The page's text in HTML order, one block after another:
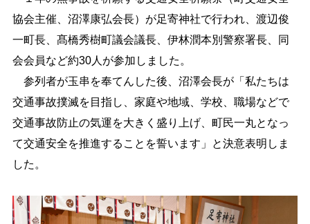
文字サイズ
標準 拡大
色合い
白 黒 黄 青
language
協会主催、沼澤康弘会長）が足寄神社で行われ、渡辺俊
一町長、髙橋秀樹町議会議長、伊林潤本別警察署長、同
会会員など約30人が参加しました。
参列者が玉串を奉てんした後、沼澤会長が「私たちは
交通事故撲滅を目指し、家庭や地域、学校、職場などで
交通事故防止の気運を大きく盛り上げ、町民一丸となっ
て交通安全を推進することを誓います」と決意表明しま
した。